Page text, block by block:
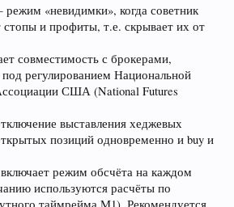
«невидимки», когда советник
стопы и профиты, т.е. скрывает их от
совместимость с брокерами,
регулированием Национальной
США (National Futures
выставления хеджевых
позиций одновременно и buy и
режим обсчёта на каждом
используются расчёты по